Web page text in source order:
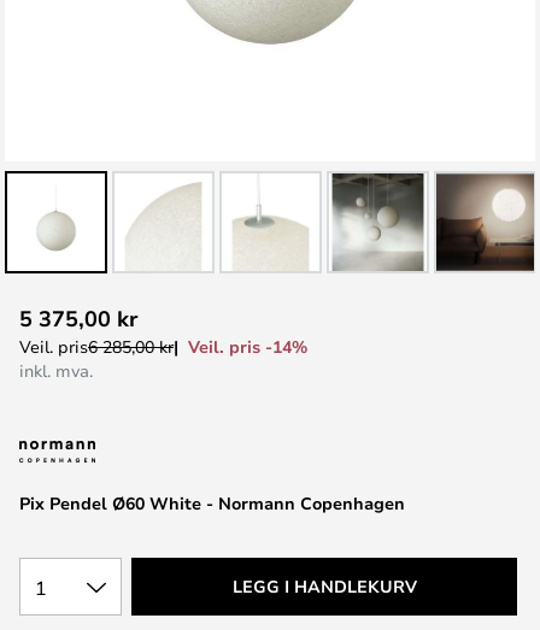
til
begynnelsen
Pix Pendel Ø60 White - Normann Copenhagen
5 375,00 kr
Veil. pris6 285,00 kr
Veil. pris -14%
inkl. mva.
1 LEGG I HANDLEKURV